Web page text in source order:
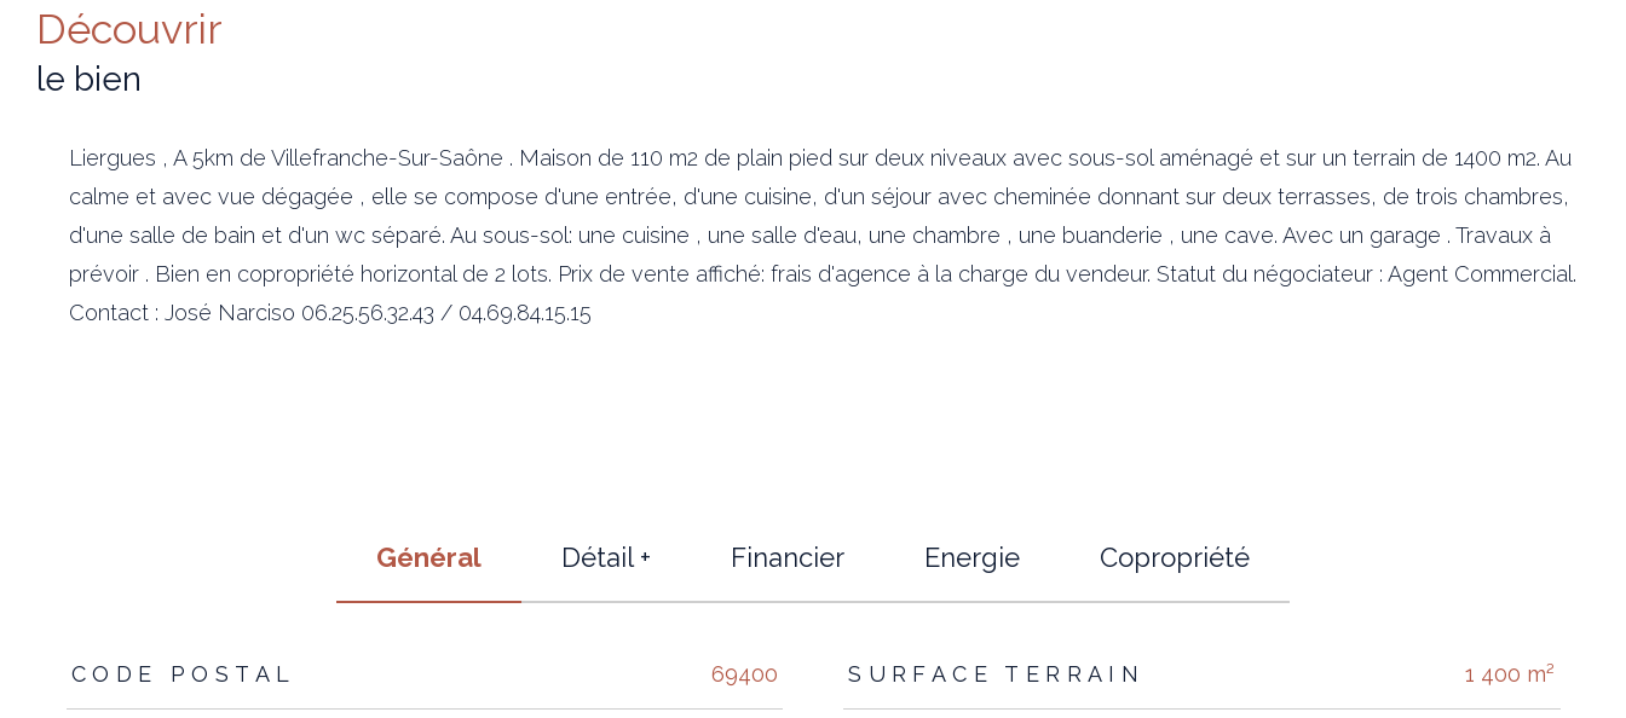
découvrir
le bien
Liergues , A 5km de Villefranche-Sur-Saône . Maison de 110 m2 de plain pied sur deux niveaux avec sous-sol aménagé et sur un terrain de 1400 m2. Au
calme et avec vue dégagée , elle se compose d'une entrée, d'une cuisine, d'un séjour avec cheminée donnant sur deux terrasses, de trois chambres,
d'une salle de bain et d'un wc séparé. Au sous-sol: une cuisine , une salle d'eau, une chambre , une buanderie , une cave. Avec un garage . Travaux à
prévoir . Bien en copropriété horizontal de 2 lots. Prix de vente affiché: frais d'agence à la charge du vendeur. Statut du négociateur : Agent Commercial.
Contact : José Narciso 06.25.56.32.43 / 04.69.84.15.15
Général Détail + Financier Energie Copropriété
TRAD_ZEPHYR_Caracteristique
CODE POSTAL 69400 SURFACE TERRAIN 1 400 m²